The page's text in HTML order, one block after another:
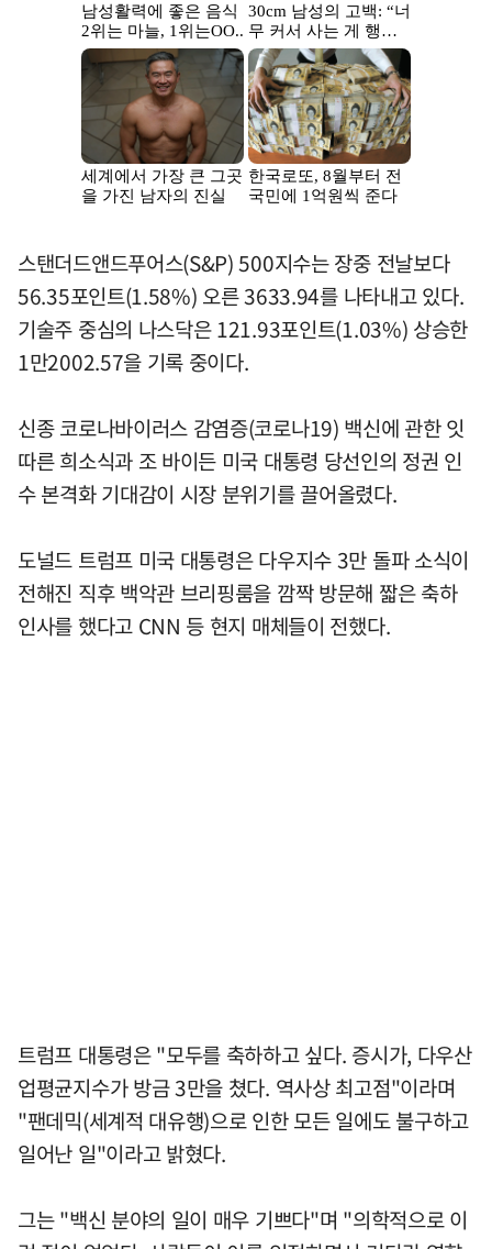
스탠더드앤드푸어스(S&P) 500지수는 장중 전날보다
56.35포인트(1.58%) 오른 3633.94를 나타내고 있다.
기술주 중심의 나스닥은 121.93포인트(1.03%) 상승한
1만2002.57을 기록 중이다.
신종 코로나바이러스 감염증(코로나19) 백신에 관한 잇
따른 희소식과 조 바이든 미국 대통령 당선인의 정권 인
수 본격화 기대감이 시장 분위기를 끌어올렸다.
도널드 트럼프 미국 대통령은 다우지수 3만 돌파 소식이
전해진 직후 백악관 브리핑룸을 깜짝 방문해 짧은 축하
인사를 했다고 CNN 등 현지 매체들이 전했다.
트럼프 대통령은 "모두를 축하하고 싶다. 증시가, 다우산
업평균지수가 방금 3만을 쳤다. 역사상 최고점"이라며
"팬데믹(세계적 대유행)으로 인한 모든 일에도 불구하고
일어난 일"이라고 밝혔다.
그는 "백신 분야의 일이 매우 기쁘다"며 "의학적으로 이